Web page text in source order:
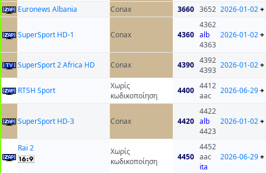
Euronews Albania Conax 3660 3652 2026-01-02+
SuperSport HD-1 Conax 4360
4362
alb
4363
2026-01-02+
SuperSport 2 Africa HD Conax 4390 4392
4393
2026-01-02+
RTSH Sport
Χωρίς
κωδικοποίηση
4400 4412
aac
2026-06-29+
SuperSport HD-3 Conax 4420
4422
alb
4423
2026-01-02+
Rai 2
Χωρίς
κωδικοποίηση
4450
4452
aac
ita
2026-06-29+